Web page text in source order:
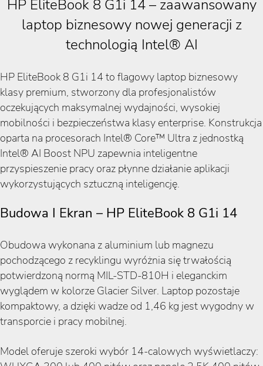
HP EliteBook 8 G1i 14 – zaawansowany
laptop biznesowy nowej generacji z
technologią Intel® AI
HP EliteBook 8 G1i 14 to flagowy laptop biznesowy
klasy premium, stworzony dla profesjonalistów
oczekujących maksymalnej wydajności, wysokiej
mobilności i bezpieczeństwa klasy enterprise. Konstrukcja
oparta na procesorach Intel® Core™ Ultra z jednostką
Intel® AI Boost NPU zapewnia inteligentne
przyspieszenie pracy oraz płynne działanie aplikacji
wykorzystujących sztuczną inteligencję.
Budowa I Ekran – HP EliteBook 8 G1i 14
Obudowa wykonana z aluminium lub magnezu
pochodzącego z recyklingu wyróżnia się trwałością
potwierdzoną normą MIL-STD-810H i eleganckim
wyglądem w kolorze Glacier Silver. Laptop pozostaje
kompaktowy, a dzięki wadze od 1,46 kg jest wygodny w
transporcie i pracy mobilnej.
Model oferuje szeroki wybór 14-calowych wyświetlaczy: